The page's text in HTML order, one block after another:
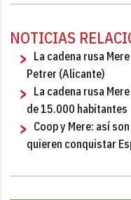
NOTICIAS
La cadena rusa
Petrer (Alicante)
La cadena rusa
de 15.000 habitantes
Coop y Mere: así
quieren conquistar